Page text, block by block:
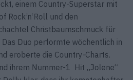
einem Country-Superstar mit
Rock’n’Roll und den
Christbaumschmuck für
Das Duo performte wöchentlich in
eroberte die Country-Charts.
ihrem Nummer-1 Hit „Jolene“